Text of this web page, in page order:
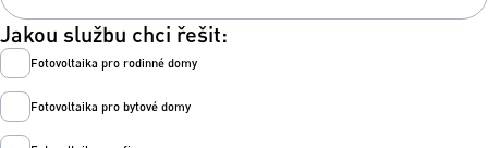
Jakou službu chci řešit:
Fotovoltaika pro rodinné domy
Fotovoltaika pro bytové domy